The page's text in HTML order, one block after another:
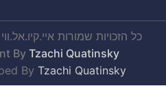
כל הזכויות שמורות איי.קיו.אל.ווי
By Tzachi Quatinsky
By Tzachi Quatinsky